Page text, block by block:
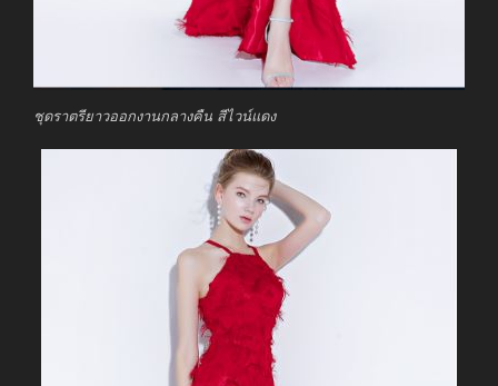
ชุดราตรียาวออกงานกลางคืน สีไวน์แดง